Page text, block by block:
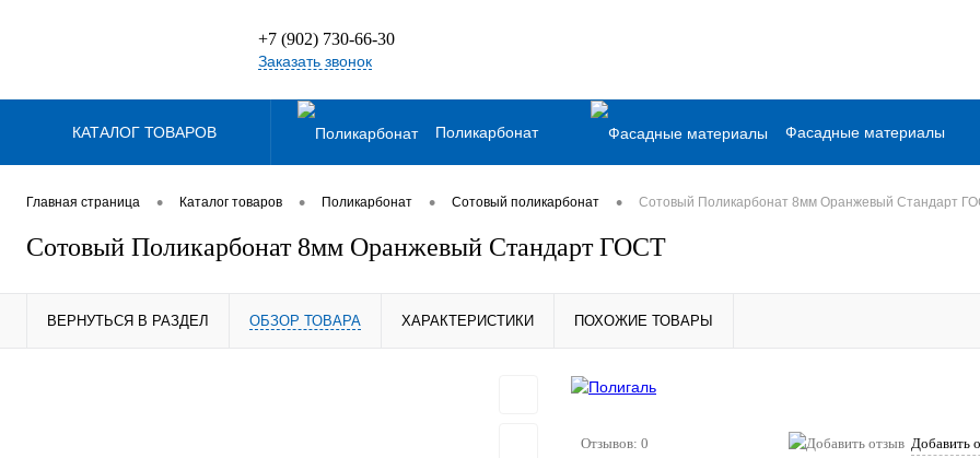
+7 (902) 730-66-30
Заказать звонок
КАТАЛОГ ТОВАРОВ Поликарбонат Фасадные материалы
Дача, сад, огород Емкости и баки
Террасная доска
Главная страница • Каталог товаров • Поликарбонат • Сотовый поликарбонат • Сотовый Поликарбонат 8мм Оранжевый Стандарт
Сотовый Поликарбонат 8мм Оранжевый Стандарт ГОСТ
ВЕРНУТЬСЯ В РАЗДЕЛ ОБЗОР ТОВАРА ХАРАКТЕРИСТИКИ ПОХОЖИЕ ТОВАРЫ
Отзывов: 0 Добавить